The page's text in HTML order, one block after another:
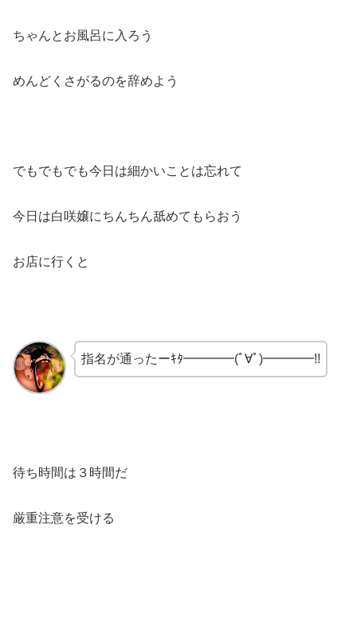
ちゃんとお風呂に入ろう
めんどくさがるのを辞めよう
でもでもでも今日は細かいことは忘れて
今日は白咲嬢にちんちん舐めてもらおう
お店に行くと
指名が通ったーｷﾀ━━━━(ﾟ∀ﾟ)━━━━!!
待ち時間は３時間だ
厳重注意を受ける